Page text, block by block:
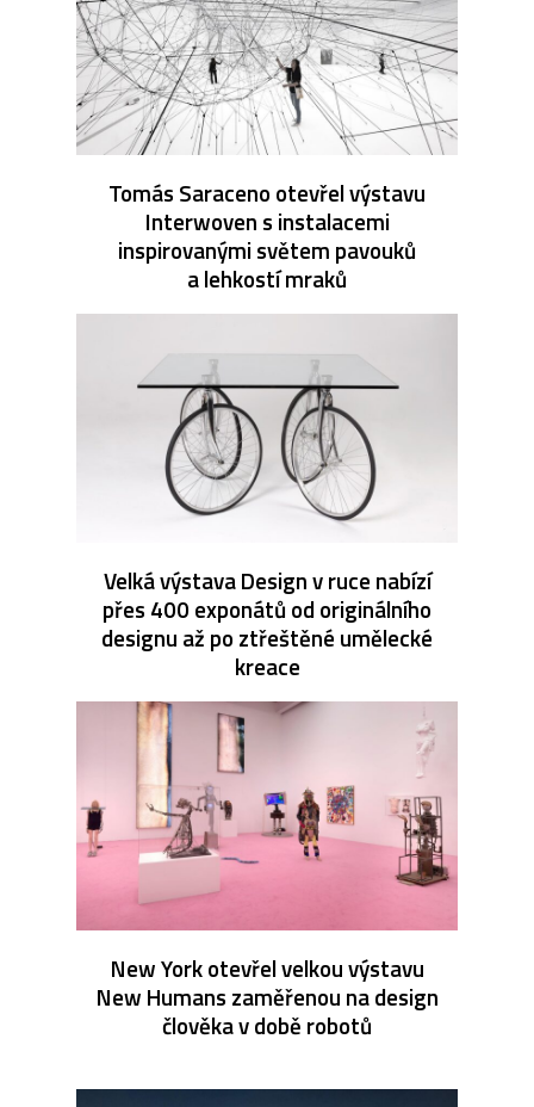
Tomás Saraceno otevřel výstavu
Interwoven s instalacemi
inspirovanými světem pavouků
a lehkostí mraků
Velká výstava Design v ruce nabízí
přes 400 exponátů od originálního
designu až po ztřeštěné umělecké
kreace
New York otevřel velkou výstavu
New Humans zaměřenou na design
člověka v době robotů